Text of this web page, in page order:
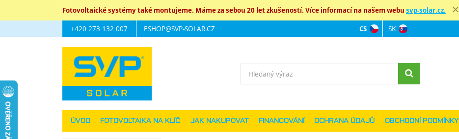
Fotovoltaické systémy také montujeme. Máme za sebou 20 let zkušeností. Více informací na našem webu svp-solar.cz.
Navigace
+420 273 132 007 ESHOP@SVP-SOLAR.CZ
ÚVOD FOTOVOLTAIKA NA KLÍČ JAK NAKUPOVAT FINANCOVÁNÍ OCHRANA ÚDAJŮ OBCHODNÍ PODMÍNKY
Jazyková verze
CS SK
Vyhledávání